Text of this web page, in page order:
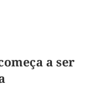
a ser